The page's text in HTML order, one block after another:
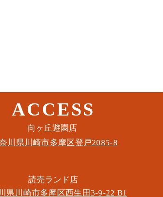
イベントをシェア
ACCESS
​向ヶ丘遊園店
川県川崎市多摩区​登戸2085-8
​読売ランド店
県川崎市多摩区​西生田3-9-22 B1